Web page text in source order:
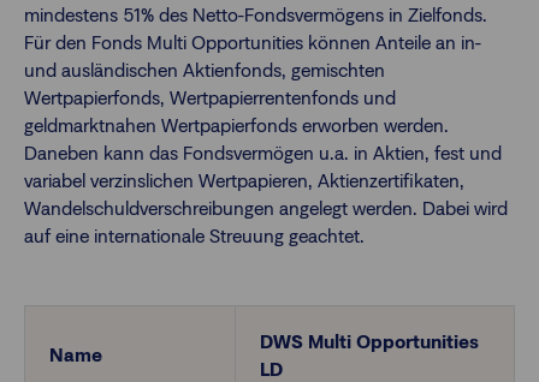
Finanzberatende
Anlegende
Newsletter
Kontakt
mindestens 51% des Netto-Fondsvermögens in Zielfonds.
Für den Fonds Multi Opportunities können Anteile an in-
und ausländischen Aktienfonds, gemischten
Wertpapierfonds, Wertpapierrentenfonds und
geldmarktnahen Wertpapierfonds erworben werden.
Daneben kann das Fondsvermögen u.a. in Aktien, fest und
variabel verzinslichen Wertpapieren, Aktienzertifikaten,
Wandelschuldverschreibungen angelegt werden. Dabei wird
auf eine internationale Streuung geachtet.
Name
DWS Multi Opportunities
LD